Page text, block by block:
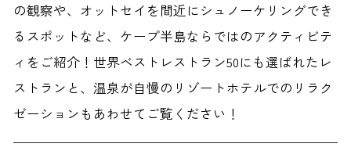
の観察や、オットセイを間近にシュノーケリングでき
るスポットなど、ケープ半島ならではのアクティビテ
ィをご紹介！世界ベストレストラン50にも選ばれたレ
ストランと、温泉が自慢のリゾートホテルでのリラク
ゼーションもあわせてご覧ください！